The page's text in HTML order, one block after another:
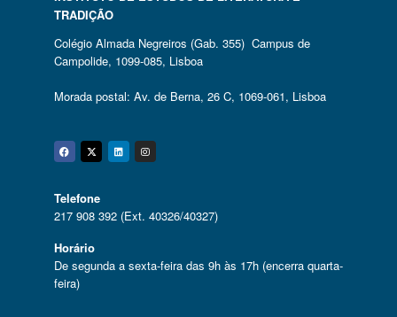
TRADIÇÃO
Colégio Almada Negreiros (Gab. 355) Campus de
Campolide, 1099-085, Lisboa
Morada postal: Av. de Berna, 26 C, 1069-061, Lisboa
Facebook
Twitter
Linkedin
Instagram
Telefone
217 908 392 (Ext. 40326/40327)
Horário
De segunda a sexta-feira das 9h às 17h (encerra quarta-
feira)